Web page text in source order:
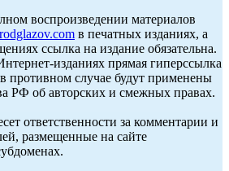
воспроизведении материалов
в печатных изданиях, а
ссылка на издание обязательна.
изданиях прямая гиперссылка
в противном случае будут применены
РФ об авторских и смежных правах.
ответственности за комментарии и
размещенные на сайте